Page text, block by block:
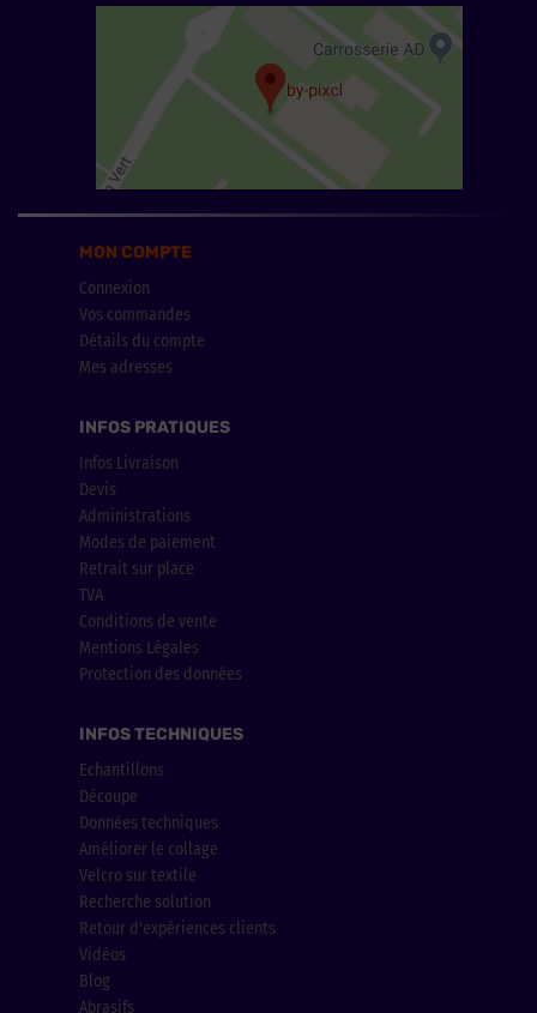
MON COMPTE
Connexion
Vos commandes
Détails du compte
Mes adresses
INFOS PRATIQUES
Infos Livraison
Devis
Administrations
Modes de paiement
Retrait sur place
TVA
Conditions de vente
Mentions Légales
Protection des données
INFOS TECHNIQUES
Echantillons
Découpe
Données techniques
Améliorer le collage
Velcro sur textile
Recherche solution
Retour d'expériences clients
Vidéos
Blog
Abrasifs